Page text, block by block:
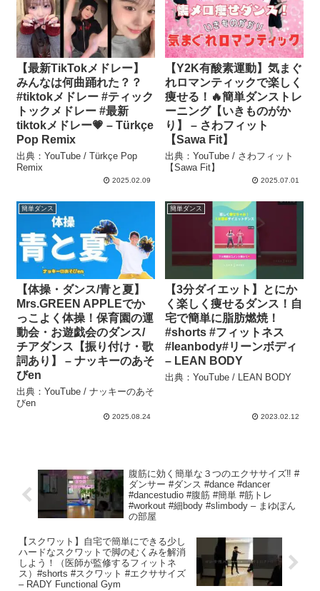
【最新TikTokメドレー】
みんなは何曲踊れた？？
#tiktokメドレー #ティック
トックメドレー #最新
tiktokメドレー💗 – Türkçe
Pop Remix
出典：YouTube / Türkçe Pop
Remix
2025.02.09
【Y2K有酸素運動】気まぐ
れロマンティックで楽しく
痩せる！🔥簡単ダンストレ
ーニング【いきものがか
り】 – さわフィット
【Sawa Fit】
出典：YouTube / さわフィット
【Sawa Fit】
2025.07.01
簡単ダンス
【体操・ダンス/青と夏】
Mrs.GREEN APPLEでか
っこよく体操！保育園の運
動会・お遊戯会のダンス/
チアダンス【振り付け・歌
詞あり】 – ナッキーのあそ
びen
出典：YouTube / ナッキーのあそ
びen
2025.08.24
簡単ダンス
【3分ダイエット】とにか
く楽しく痩せるダンス！自
宅で簡単に脂肪燃焼！
#shorts #フィットネス
#leanbody#リーンボディ
– LEAN BODY
出典：YouTube / LEAN BODY
2023.02.12
腹筋に効く簡単な３つのエクササイズ‼️ #
ダンサー #ダンス #dance #dancer
#dancestudio #腹筋 #簡単 #筋トレ
#workout #細body #slimbody – まゆぽん
の部屋
【スクワット】自宅で簡単にできる少し
ハードなスクワットで脚のむくみを解消
しよう！（医師が監修するフィットネ
ス）#shorts #スクワット #エクササイズ
– RADY Functional Gym